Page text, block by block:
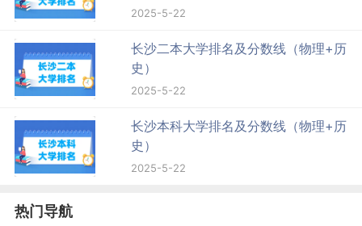
2025-5-22
长沙二本大学排名及分数线（物理+历
史）
2025-5-22
长沙本科大学排名及分数线（物理+历
史）
2025-5-22
热门导航